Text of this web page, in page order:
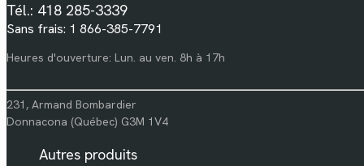
Tél.: 418 285-3339
Sans frais: 1 866-385-7791
Heures d'ouverture: Lun. au ven. 8h à 17h
231, Armand Bombardier
Donnacona (Québec) G3M 1V4
Autres produits